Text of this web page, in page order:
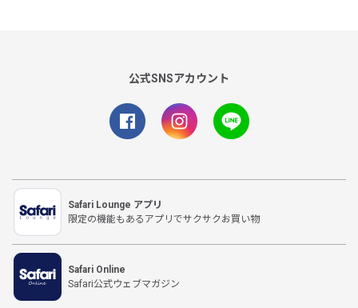
公式SNSアカウント
Safari Lounge アプリ
限定の機能もあるアプリでサクサクお買い物
Safari Online
Safari公式ウェブマガジン